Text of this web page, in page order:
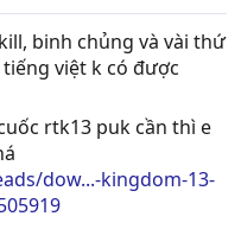
binh chủng và vài thứ
việt k có được
rtk13 puk cần thì e
dow...-kingdom-13-